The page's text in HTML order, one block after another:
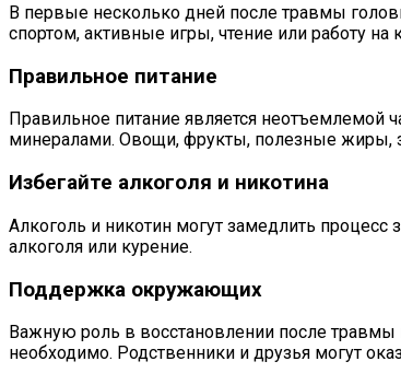
В первые несколько дней после травмы
спортом, активные игры, чтение или работу
Правильное питание
Правильное питание является неотъемлемой
минералами. Овощи, фрукты, полезные жиры,
Избегайте алкоголя и никотина
Алкоголь и никотин могут замедлить
алкоголя или курение.
Поддержка окружающих
Важную роль в восстановлении после
необходимо. Родственники и друзья могут